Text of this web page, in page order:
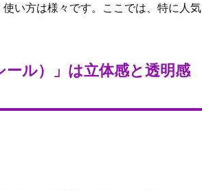
い方は様々です。ここでは、特に人気
ール）」は立体感と透明感